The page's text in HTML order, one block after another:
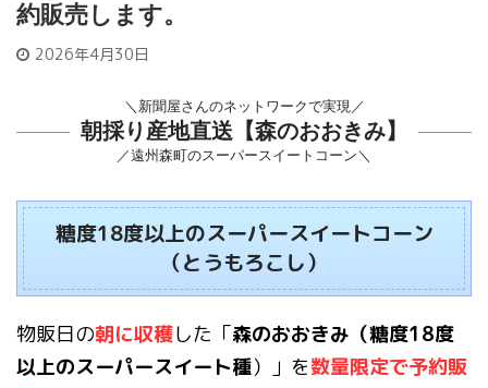
約販売します。
2026年4月30日
＼新聞屋さんのネットワークで実現／
朝採り産地直送【森のおおきみ】
／遠州森町のスーパースイートコーン＼
糖度18度以上のスーパースイートコーン
（とうもろこし）
物販日の朝に収穫した「森のおおきみ（糖度18度
以上のスーパースイート種）」を数量限定で予約販